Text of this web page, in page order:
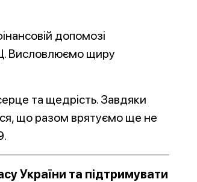
допомозі
Висловлюємо щиру
та щедрість. Завдяки
що разом врятуємо ще не
України та підтримувати